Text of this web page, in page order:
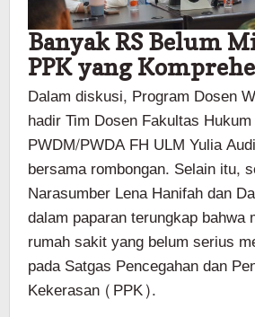
Banyak RS Belum
PPK yang
Dalam diskusi, Program Dosen
hadir Tim Dosen Fakultas
PWDM/PWDA FH ULM Yulia
bersama rombongan. Selain itu,
Narasumber Lena Hanifah dan
dalam paparan terungkap bahwa
rumah sakit yang belum serius
pada Satgas Pencegahan dan
Kekerasan (PPK).